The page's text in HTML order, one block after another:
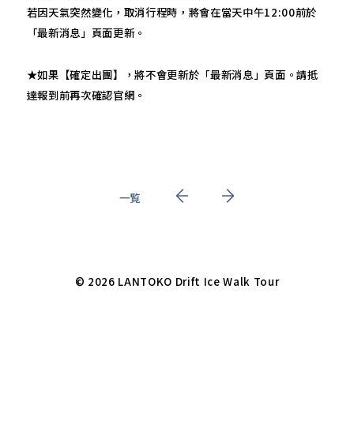
若因天氣突然變化，取消行程時，將會在當天中午12:00前於
「最新消息」頁面更新。
★如果【確定出團】，將不會更新於「最新消息」頁面。請抵
達報到前再次確認官網。
一覧
© 2026 LANTOKO Drift Ice Walk Tour